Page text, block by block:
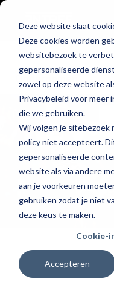
Deze website slaat
Deze cookies worden
websitebezoek te
gepersonaliseerde
zowel op deze website
Privacybeleid voor meer
die we gebruiken.
Wij volgen je sitebezoek
policy niet accepteert.
gepersonaliseerde
website als via andere
aan je voorkeuren
gebruiken zodat je niet
deze keus te maken.
Cookie-
Accepteren
Ondernemen
Tags:wk voetbal 2022
Gepubliceerd op: 10